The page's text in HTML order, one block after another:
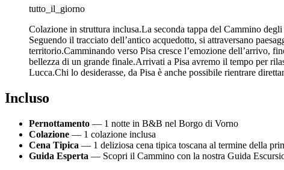
tutto_il_giorno
Colazione in struttura inclusa.La seconda tappa del Cammino
Seguendo il tracciato dell’antico acquedotto, si attraversano
territorio.Camminando verso Pisa cresce l’emozione dell’arrivo,
bellezza di un grande finale.Arrivati a Pisa avremo il tempo per
Lucca.Chi lo desiderasse, da Pisa è anche possibile rientrare
Incluso
Pernottamento — 1 notte in B&B nel Borgo di Vorno
Colazione — 1 colazione inclusa
Cena Tipica — 1 deliziosa cena tipica toscana al termine della
Guida Esperta — Scopri il Cammino con la nostra Guida